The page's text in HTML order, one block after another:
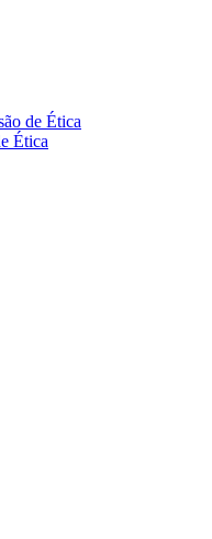
de Ética
Ética